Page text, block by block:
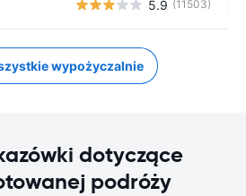
5.9 (11503)
wypożyczalnie
dotyczące
podróży